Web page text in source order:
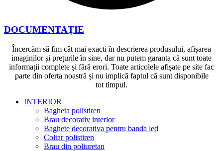
DOCUMENTAȚIE
Încercăm să fim cât mai exacti în descrierea produsului, afișarea
imaginilor și prețurile în sine, dar nu putem garanta că sunt toate
informații complete și fără erori. Toate articolele afișate pe site fac
parte din oferta noastră și nu implică faptul că sunt disponibile
tot timpul.
INTERIOR
Bagheta polistiren
Brau decorativ interior
Baghete decorativa pentru banda led
Coltar polistiren
Brau din poliuretan